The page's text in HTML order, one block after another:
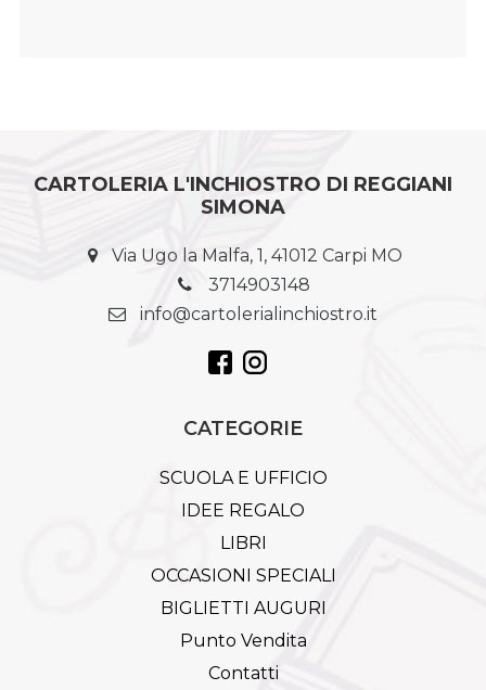
CARTOLERIA L'INCHIOSTRO DI REGGIANI
SIMONA
Via Ugo la Malfa, 1, 41012 Carpi MO
3714903148
info@cartolerialinchiostro.it
CATEGORIE
SCUOLA E UFFICIO
IDEE REGALO
LIBRI
OCCASIONI SPECIALI
BIGLIETTI AUGURI
Punto Vendita
Contatti